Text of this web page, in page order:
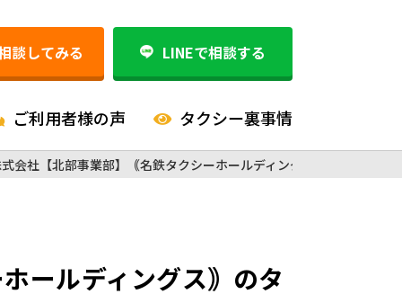
談してみる LINEで相談する
ご利用者様の声 タクシー裏事情
会社【北部事業部】｟名鉄タクシーホールディングス｠
ールディングス｠ のタ